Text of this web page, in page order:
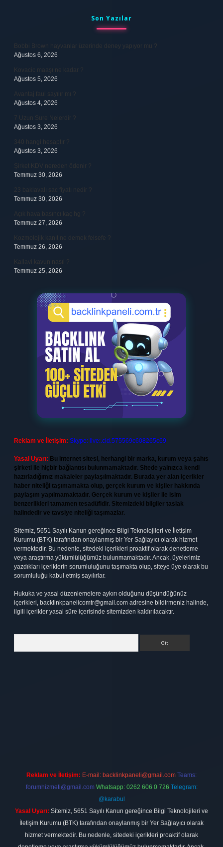
Son Yazılar
Bobbi Brown hayvanlar üzerinde deney yapıyor mu ?
Ağustos 6, 2026
Kovacic maaşı ne kadar ?
Ağustos 5, 2026
Avantaj faul sayılır mı ?
Ağustos 4, 2026
7 Uzun Sure Nelerdir ?
Ağustos 3, 2026
340 hangi hesaptır ?
Ağustos 3, 2026
Şirket KDV nereden ödenir ?
Temmuz 30, 2026
23 baklavalı sac fiyatı nedir ?
Temmuz 30, 2026
Açık hava basıncı kaç hg ?
Temmuz 27, 2026
Kozmolojik kanıt ne demek felsefe ?
Temmuz 26, 2026
Kallavi kavun nasıl ?
Temmuz 25, 2026
Reklam ve İletişim: Skype: live:.cid.575569c608265c69
Yasal Uyarı: Bu internet sitesi, herhangi bir marka, kurum veya şahıs
şirketi ile hiçbir bağlantısı bulunmamaktadır. Sitede yalnızca kendi
hazırladığımız makaleler paylaşılmaktadır. Burada yer alan içerikler
haber niteliği taşımamakta olup, gerçek kurum ve kişiler hakkında
paylaşım yapılmamaktadır. Gerçek kurum ve kişiler ile isim
benzerlikleri tamamen tesadüfidir. Sitemizdeki bilgiler taslak
halindedir ve tavsiye niteliği taşımazlar.
Sitemiz, 5651 Sayılı Kanun gereğince Bilgi Teknolojileri ve İletişim
Kurumu (BTK) tarafından onaylanmış bir Yer Sağlayıcı olarak hizmet
vermektedir. Bu nedenle, sitedeki içerikleri proaktif olarak denetleme
veya araştırma yükümlülüğümüz bulunmamaktadır. Ancak, üyelerimiz
yazdıkları içeriklerin sorumluluğunu taşımakta olup, siteye üye olarak bu
sorumluluğu kabul etmiş sayılırlar.
Hukuka ve yasal düzenlemelere aykırı olduğunu düşündüğünüz
içerikleri, backlinkpanelicomtr@gmail.com adresine bildirmeniz halinde,
ilgili içerikler yasal süre içerisinde sitemizden kaldırılacaktır.
Reklam ve İletişim: E-mail: backlinkpaneli@gmail.com Teams:
forumhizmeti@gmail.com Whatsapp: 0262 606 0 726 Telegram:
@karabul
Yasal Uyarı: Sitemiz, 5651 Sayılı Kanun gereğince Bilgi Teknolojileri ve
İletişim Kurumu (BTK) tarafından onaylanmış bir Yer Sağlayıcı olarak
hizmet vermektedir. Bu nedenle, sitedeki içerikleri proaktif olarak